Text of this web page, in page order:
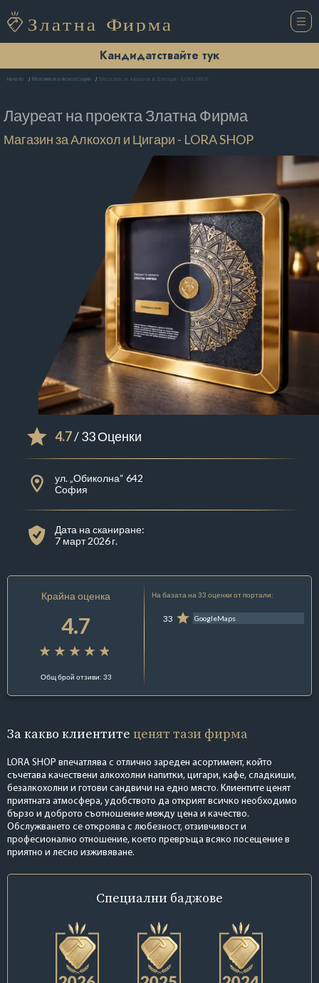
Кандидатствайте тук
Начало Магазини за алкохол София Магазин за Алкохол и Цигари - LORA SHOP
Лауреат на проектаЗлатна Фирма
Магазин за Алкохол и Цигари - LORA SHOP
4.7/ 33 Оценки
ул. „Обиколна“ 642
София
Дата на сканиране:
7 март 2026 г.
Крайна оценка
4.7
Общ брой отзиви: 33
На базата на 33 оценки от портали:
33 GoogleMaps
За какво клиентите ценят тази фирма
LORA SHOP впечатлява с отлично зареден асортимент, който
съчетава качествени алкохолни напитки, цигари, кафе, сладкиши,
безалкохолни и готови сандвичи на едно място. Клиентите ценят
приятната атмосфера, удобството да открият всичко необходимо
бързо и доброто съотношение между цена и качество.
Обслужването се откроява с любезност, отзивчивост и
професионално отношение, което превръща всяко посещение в
приятно и лесно изживяване.
Специални баджове